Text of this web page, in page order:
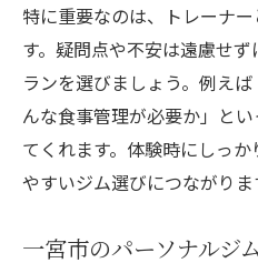
は
パーソナルジムで
イント
女性に人気のパーソナ
女性が安心して通
パーソナルジムで
特に重要なのは、トレーナ
す。疑問点や不安は遠慮せ
ランを選びましょう。例え
んな食事管理が必要か」と
てくれます。体験時にしっ
やすいジム選びにつながりま
一宮市のパーソナルジ